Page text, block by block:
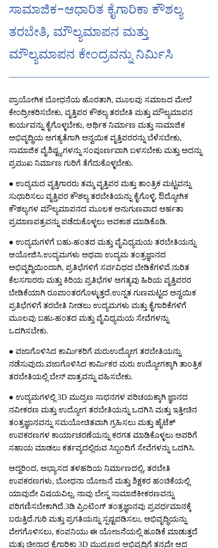
ಸಾಮಾಜಿಕ-ಆಧಾರಿತ ಕೈಗಾರಿಕಾ ಕೌಶಲ್ಯ
ತರಬೇತಿ, ಮೌಲ್ಯಮಾಪನ ಮತ್ತು
ಮೌಲ್ಯಮಾಪನ ಕೇಂದ್ರವನ್ನು ನಿರ್ಮಿಸಿ
ಪ್ರಾಯೋಗಿಕ ಬೋಧನೆಯ ಹೊರತಾಗಿ, ಮೂಲವು ಸಮಾಜದ ಮೇಲೆ
ಕೇಂದ್ರೀಕರಿಸಬೇಕು, ವೃತ್ತಿಪರ ಕೌಶಲ್ಯ ತರಬೇತಿ ಮತ್ತು ಮೌಲ್ಯಮಾಪನ
ಕಾರ್ಯವನ್ನು ಕೈಗೊಳ್ಳಬೇಕು, ಆರ್ಥಿಕ ನಿರ್ಮಾಣ ಮತ್ತು ಸಾಮಾಜಿಕ
ಅಭಿವೃದ್ಧಿಯ ಅಗತ್ಯತೆಗಾಗಿ ಅನ್ವಯಿಕ ವೃತ್ತಿಪರರನ್ನು ಬೆಳೆಸಬೇಕು,
ಸಾಮಾಜಿಕ ವೈಶಿಷ್ಟ್ಯಗಳನ್ನು ಸಂಪೂರ್ಣವಾಗಿ ಬಳಸಬೇಕು ಮತ್ತು ಅದನ್ನು
ಪ್ರಮುಖ ನಿರ್ಮಾಣ ಗುರಿಗೆ ತೆಗೆದುಕೊಳ್ಳಬೇಕು.
● ಉದ್ಯಮದ ವೃತ್ತಿಗಾರರು ತಮ್ಮ ವೃತ್ತಿಪರ ಮತ್ತು ತಾಂತ್ರಿಕ ಮಟ್ಟವನ್ನು
ಸುಧಾರಿಸಲು ವೃತ್ತಿಪರ ಕೌಶಲ್ಯ ತರಬೇತಿಯನ್ನು ಕೈಗೊಳ್ಳಿ, ಔದ್ಯೋಗಿಕ
ಕೌಶಲ್ಯಗಳ ಮೌಲ್ಯಮಾಪನದ ಮೂಲಕ ಅನುಗುಣವಾದ ಅರ್ಹತಾ
ಪ್ರಮಾಣಪತ್ರವನ್ನು ಪಡೆದುಕೊಳ್ಳಲು ಅವಕಾಶ ಮಾಡಿಕೊಡಿ.
● ಉದ್ಯಮಗಳಿಗೆ ಬಹು-ಹಂತದ ಮತ್ತು ವೈವಿಧ್ಯಮಯ ತರಬೇತಿಯನ್ನು
ಆಯೋಜಿಸಿ.ಉದ್ಯಮಗಳು ಅಥವಾ ಉದ್ಯಮ ತಂತ್ರಜ್ಞಾನದ
ಅಭಿವೃದ್ಧಿಯಿಂದಾಗಿ, ಪ್ರತಿಭೆಗಳಿಗೆ ಸರ್ವವಿಧದ ಬೇಡಿಕೆಗಳಿವೆ.ನುರಿತ
ಕೆಲಸಗಾರರು ಮತ್ತು ಕಿರಿಯ ಪ್ರತಿಭೆಗಳ ಅಗತ್ಯವು ಹಿರಿಯ ವೃತ್ತಿಪರರ
ಬೇಡಿಕೆಯಾಗಿ ರೂಪಾಂತರಗೊಳ್ಳುತ್ತದೆ.ಉನ್ನತ ಗುಣಮಟ್ಟದ ಅನ್ವಯಿಕ
ಪ್ರತಿಭೆಗಳಿಗೆ ತರಬೇತಿ ನೀಡಲು ಉದ್ಯಮಗಳು ಮತ್ತು ಕೈಗಾರಿಕೆಗಳಿಗೆ
ಮೂಲವು ಬಹು-ಹಂತದ ಮತ್ತು ವೈವಿಧ್ಯಮಯ ಸೇವೆಗಳನ್ನು
ಒದಗಿಸಬೇಕು.
● ವಜಾಗೊಳಿಸಿದ ಕಾರ್ಮಿಕರಿಗೆ ಮರುಉದ್ಯೋಗ ತರಬೇತಿಯನ್ನು
ನಡೆಸುವುದು.ವಜಾಗೊಳಿಸಿದ ಕಾರ್ಮಿಕರ ಮರು ಉದ್ಯೋಗಕ್ಕಾಗಿ ತಾಂತ್ರಿಕ
ತರಬೇತಿಯಲ್ಲಿ ಬೇಸ್ ಪಾತ್ರವನ್ನು ವಹಿಸಬೇಕು.
● ಉದ್ಯಮಗಳಲ್ಲಿ 3D ಮುದ್ರಣ ಸಾಧನಗಳ ಪರಿಚಯಕ್ಕಾಗಿ ಜ್ಞಾನದ
ನವೀಕರಣ ಮತ್ತು ಉದ್ಯೋಗ ತರಬೇತಿಯನ್ನು ಒದಗಿಸಿ ಮತ್ತು ಇತ್ತೀಚಿನ
ತಂತ್ರಜ್ಞಾನವನ್ನು ಸಮಯೋಚಿತವಾಗಿ ಗ್ರಹಿಸಲು ಮತ್ತು ಹೈಟೆಕ್
ಉಪಕರಣಗಳ ಕಾರ್ಯಾಚರಣೆಯನ್ನು ಕರಗತ ಮಾಡಿಕೊಳ್ಳಲು ಅವರಿಗೆ
ಸಹಾಯ ಮಾಡಲು ಕರ್ತವ್ಯದಲ್ಲಿರುವ ಸಿಬ್ಬಂದಿಗೆ ಸೇವೆಗಳನ್ನು ಒದಗಿಸಿ.
ಆದ್ದರಿಂದ, ಅಭ್ಯಾಸದ ತಳಹದಿಯ ನಿರ್ಮಾಣದಲ್ಲಿ, ತರಬೇತಿ
ಉಪಕರಣಗಳು, ಬೋಧನಾ ಯೋಜನೆ ಮತ್ತು ಶಿಕ್ಷಕರ ಹಂಚಿಕೆಯಲ್ಲಿ
ಯಾವುದೇ ವಿಷಯವಿಲ್ಲ, ನಾವು ಬೇಸ್ನ ಸಾಮಾಜಿಕೀಕರಣವನ್ನು
ಪರಿಗಣಿಸಬೇಕಾಗಿದೆ.3ಡಿ ಪ್ರಿಂಟಿಂಗ್ ತಂತ್ರಜ್ಞಾನವು ಪ್ರವರ್ಧಮಾನಕ್ಕೆ
ಬರುತ್ತಿದೆ.ಗುರಿ ಮತ್ತು ಪ್ರಗತಿಯನ್ನು ಸ್ಪಷ್ಟಪಡಿಸಲು, ಅಭಿವೃದ್ಧಿಯನ್ನು
ವೇಗಗೊಳಿಸಲು, ಕಂಪನಿಯು ಈ ಯೋಜನೆಯಲ್ಲಿ ಹೂಡಿಕೆ ಮಾಡುತ್ತದೆ
ಮತ್ತು ಚೀನಾದ ಕೈಗಾರಿಕಾ 3D ಮುದ್ರಣದ ಅಭಿವೃದ್ಧಿಗೆ ತನ್ನದೇ ಆದ